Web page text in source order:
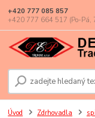
+420 777 085 857
+420 777 664 517 (Po-Pá,
Úvod Zdrhovadla